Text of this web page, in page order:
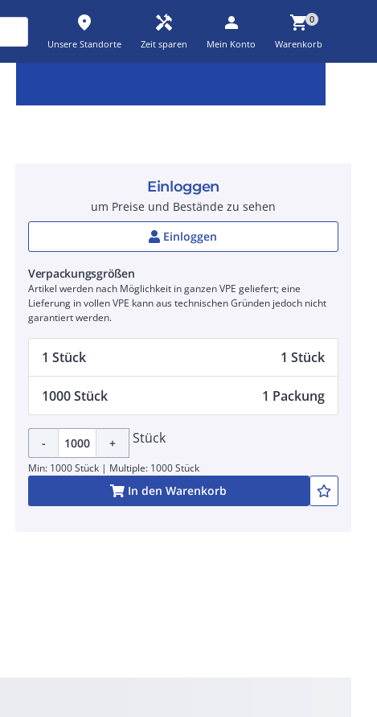
place
Unsere Standorte
handyman
Zeit sparen
person
Mein Konto
shopping_cart0
Warenkorb
Einloggen
um Preise und Bestände zu sehen
Einloggen
Verpackungsgrößen
Artikel werden nach Möglichkeit in ganzen VPE geliefert; eine
Lieferung in vollen VPE kann aus technischen Gründen jedoch nicht
garantiert werden.
1 Stück 1 Stück
1000 Stück 1 Packung
- + Stück
Min: 1000 Stück | Multiple: 1000 Stück
In den Warenkorb